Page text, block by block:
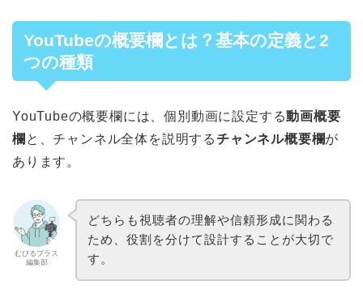
YouTubeの概要欄とは？基本の定義と2
つの種類
YouTubeの概要欄には、個別動画に設定する動画概要
欄 と、チャンネル全体を説明するチャンネル概要欄が
あります。
むびるプラス
編集部
どちらも視聴者の理解や信頼形成に関わる
ため、役割を分けて設計することが大切で
す。